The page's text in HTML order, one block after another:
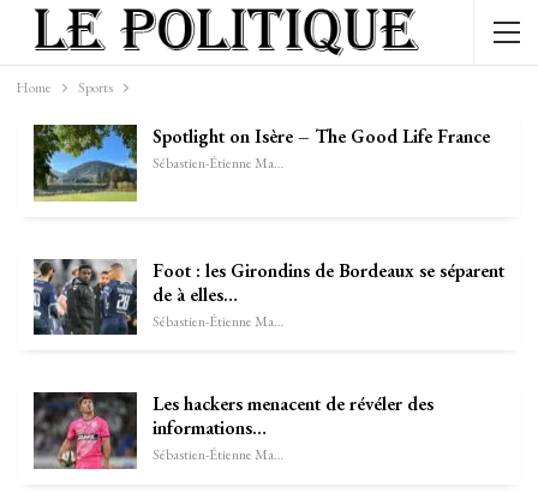
Home Sports
Spotlight on Isère – The Good Life France
Sébastien-Étienne Marechal
Foot : les Girondins de Bordeaux se séparent
de à elles…
Sébastien-Étienne Marechal
Les hackers menacent de révéler des
informations…
Sébastien-Étienne Marechal